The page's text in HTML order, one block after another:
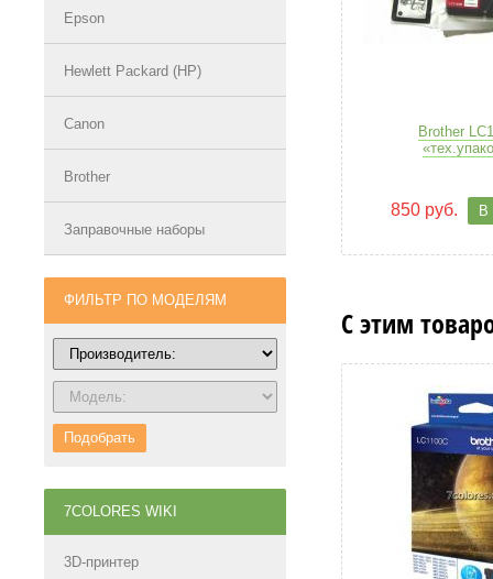
Epson
Hewlett Packard (HP)
Canon
Brother
Заправочные наборы
ФИЛЬТР ПО МОДЕЛЯМ
Подобрать
7COLORES WIKI
3D-принтер
Brother
850 руб. В
С этим